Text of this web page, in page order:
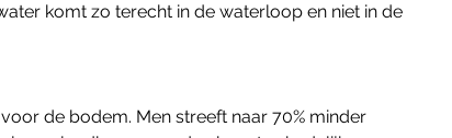
komt zo terecht in de waterloop en niet in de
de bodem. Men streeft naar 70% minder